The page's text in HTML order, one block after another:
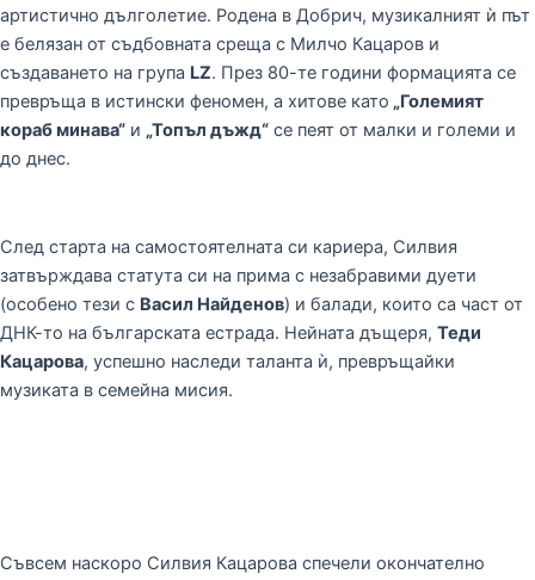
артистично дълголетие. Родена в Добрич, музикалният ѝ път
е белязан от съдбовната среща с Милчо Кацаров и
създаването на група LZ. През 80-те години формацията се
превръща в истински феномен, а хитове като „Големият
кораб минава“ и „Топъл дъжд“ се пеят от малки и големи и
до днес.
След старта на самостоятелната си кариера, Силвия
затвърждава статута си на прима с незабравими дуети
(особено тези с Васил Найденов) и балади, които са част от
ДНК-то на българската естрада. Нейната дъщеря, Теди
Кацарова, успешно наследи таланта ѝ, превръщайки
музиката в семейна мисия.
Съвсем наскоро Силвия Кацарова спечели окончателно